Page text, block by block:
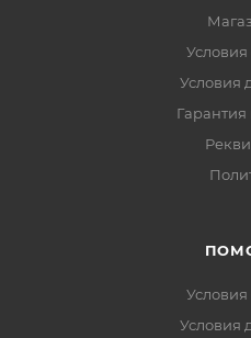
Условия
Условия
Гарантия
Условия
Условия